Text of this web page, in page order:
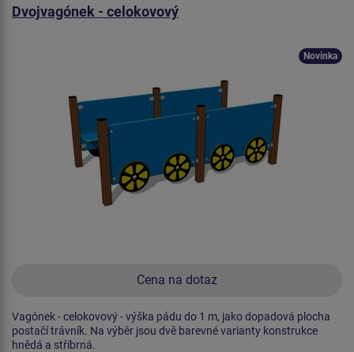
Dvojvagónek - celokovový
Cena na dotaz
Novinka
Vagónek - celokovový - výška pádu do 1 m, jako dopadová plocha
postačí trávník. Na výběr jsou dvě barevné varianty konstrukce
hnědá a stříbrná.